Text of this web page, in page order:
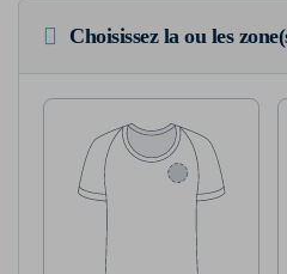
Choisissez la ou les